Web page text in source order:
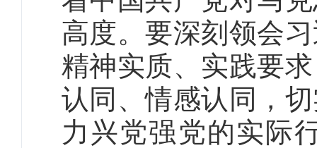
高度。要深刻领会
精神实质、实践要
认同、情感认同，
力兴党强党的实际